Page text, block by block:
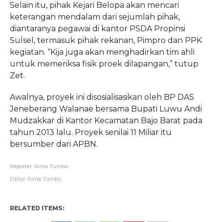
Selain itu, pihak Kejari Belopa akan mencari
keterangan mendalam dari sejumlah pihak,
diantaranya pegawai di kantor PSDA Propinsi
Sulsel, termasuk pihak rekanan, Pimpro dan PPK
kegiatan. “Kija juga akan menghadirkan tim ahli
untuk memeriksa fisik proek dilapangan,” tutup
Zet.
Awalnya, proyek ini disosialisasikan oleh BP DAS
Jeneberang Walanae bersama Bupati Luwu Andi
Mudzakkar di Kantor Kecamatan Bajo Barat pada
tahun 2013 lalu. Proyek senilai 11 Miliar itu
bersumber dari APBN.
Reporter: Rima Tumbo
Editor: Rima Tumbo
RELATED ITEMS: